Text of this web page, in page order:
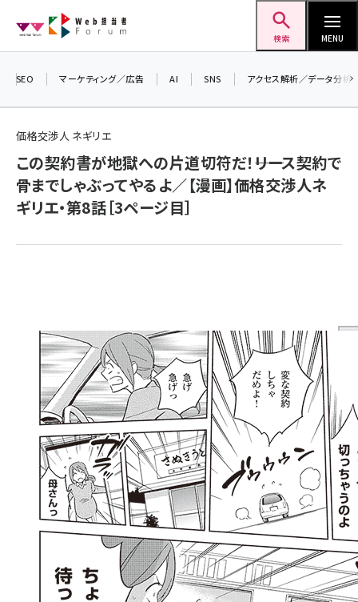
ン
検索 MENU
seo (3536)
ai (2818)
z世代 (1629)
meo (1279)
llmo (1167)
SEO マーケティング／広告 AI SNS アクセス解析／データ分析
価格交渉人 ネギリエ
この契約書が地獄への片道切符だ！――リース契約で
骨までしゃぶってやるよ／【漫画】価格交渉人ネ
ギリエ・第8話［3ページ目］